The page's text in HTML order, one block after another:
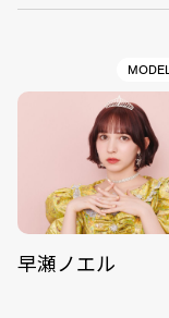
早瀬ノエル